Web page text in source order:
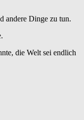
andere Dinge zu tun.
die Welt sei endlich